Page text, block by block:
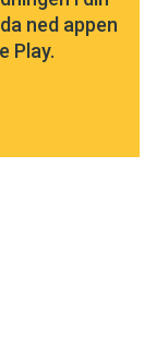
ned appen
Play.